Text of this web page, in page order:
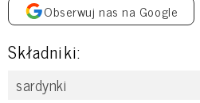
Obserwuj nas na Google
Składniki:
sardynki